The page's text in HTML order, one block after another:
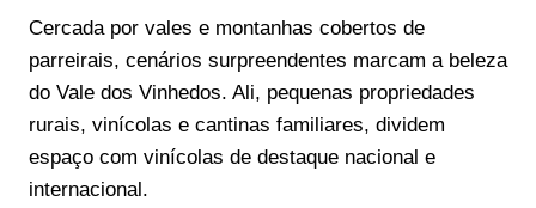
Cercada por vales e montanhas cobertos de
parreirais, cenários surpreendentes marcam a beleza
do Vale dos Vinhedos. Ali, pequenas propriedades
rurais, vinícolas e cantinas familiares, dividem
espaço com vinícolas de destaque nacional e
internacional.